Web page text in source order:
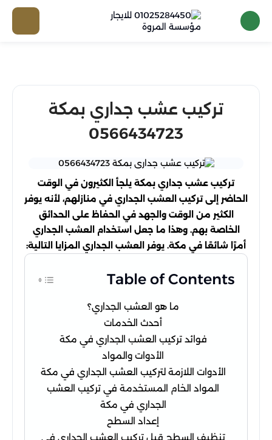
تركيب عشب جداري بمكة
0566434723
تركيب عشب جداري بمكة يلجأ الكثيرون في الوقت
الحاضر إلى تركيب العشب الجداري في منازلهم، لأنه يوفر
الكثير من الوقت والجهد في الحفاظ على الحدائق
الخاصة بهم. وهذا ما جعل استخدام العشب الجداري
أمرًا شائعًا في مكة. يوفر العشب الجداري المزايا التالية:
Table of Contents
ما هو العشب الجداري؟
أحدث الخدمات
فوائد تركيب العشب الجداري في مكة
الأدوات والمواد
الأدوات اللازمة لتركيب العشب الجداري في مكة
المواد الخام المستخدمة في تركيب العشب
الجداري في مكة
إعداد السطح
تنظيف السطح قبل تركيب العشب الجداري في